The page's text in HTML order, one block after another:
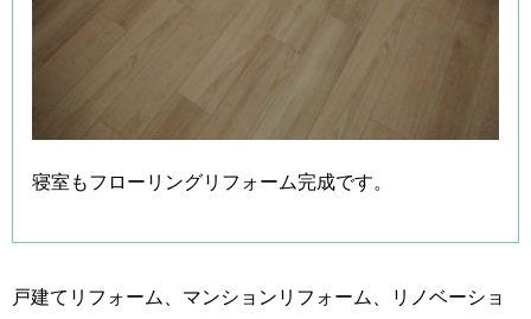
寝室もフローリングリフォーム完成です。
戸建てリフォーム、マンションリフォーム、リノベーショ